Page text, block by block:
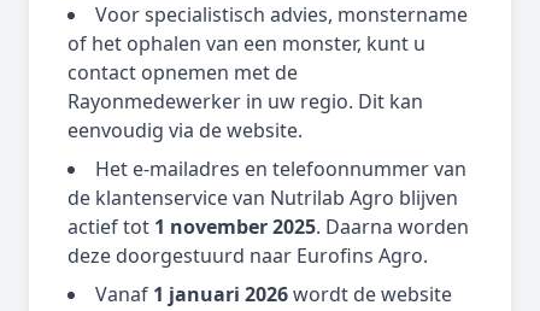
Voor specialistisch advies, monstername
of het ophalen van een monster, kunt u
contact opnemen met de
Rayonmedewerker in uw regio. Dit kan
eenvoudig via de website.
Het e-mailadres en telefoonnummer van
de klantenservice van Nutrilab Agro blijven
actief tot 1 november 2025. Daarna worden
deze doorgestuurd naar Eurofins Agro.
Vanaf 1 januari 2026wordt de website